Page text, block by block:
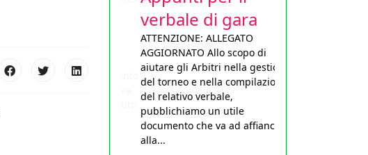
verbale di gara
ATTENZIONE: ALLEGATO
AGGIORNATO Allo scopo di
aiutare gli Arbitri nella gestione
del torneo e nella compilazione
del relativo verbale,
pubblichiamo un utile
documento che va ad affiancarsi
alla...